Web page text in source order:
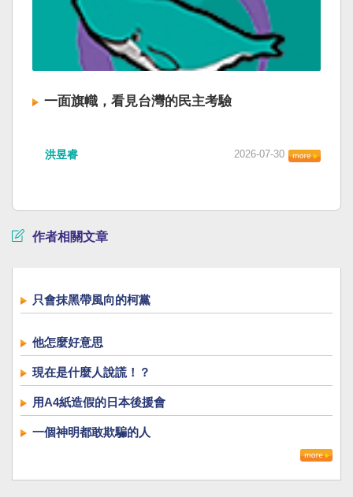
一面旗幟，看見台灣的民主考驗
洪昱睿 2026-07-30
作者相關文章
只會抹黑帶風向的柯黨
他怎麼好意思
現在是什麼人說謊！？
用A4紙造假的日本後援會
一個神明都敢欺騙的人